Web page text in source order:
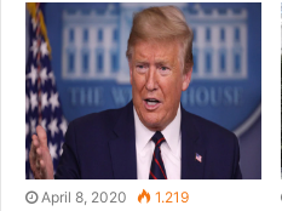
April 8, 2020 1.219